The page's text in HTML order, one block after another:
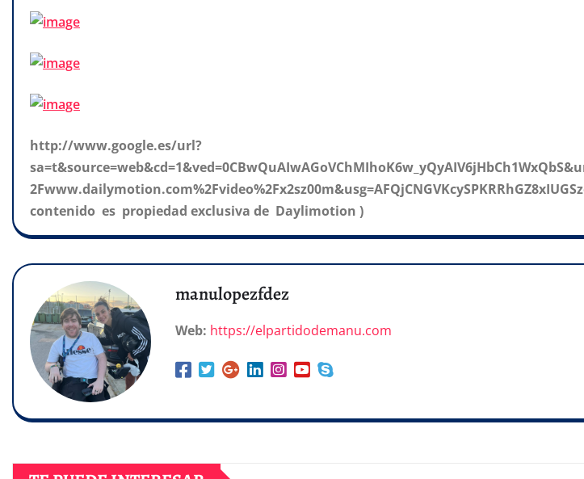
http://www.google.es/url?
contenido es propiedad exclusiva de Daylimotion )
manulopezfdez
Web: https://elpartidodemanu.com